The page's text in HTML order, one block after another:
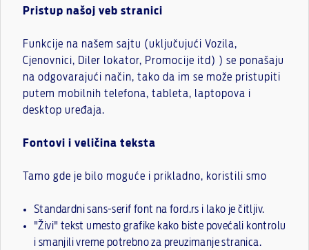
Pristup našoj veb stranici
Funkcije na našem sajtu (uključujući Vozila,
Cjenovnici, Diler lokator, Promocije itd) ) se ponašaju
na odgovarajući način, tako da im se može pristupiti
putem mobilnih telefona, tableta, laptopova i
desktop uređaja.
Fontovi i veličina teksta
Tamo gde je bilo moguće i prikladno, koristili smo
Standardni sans-serif font na ford.rs i lako je čitljiv.
"Živi" tekst umesto grafike kako biste povećali kontrolu
i smanjili vreme potrebno za preuzimanje stranica.